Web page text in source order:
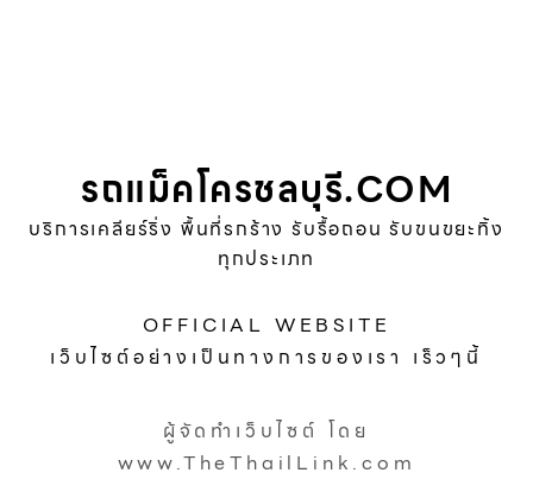
รถแม็คโครชลบุรี.COM
บริการเคลียร์ริ่ง พื้นที่รกร้าง รับรื้อถอน รับขนขยะทิ้ง
ทุกประเภท
OFFICIAL WEBSITE
เว็บไซต์อย่างเป็นทางการของเรา เร็วๆนี้
ผู้จัดทำเว็บไซต์ โดย
www.TheThailLink.com